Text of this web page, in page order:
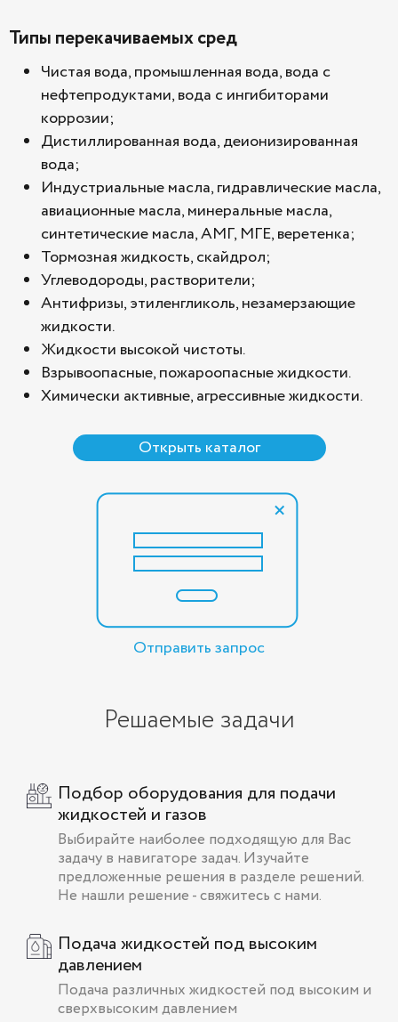
Типы перекачиваемых сред
Чистая вода, промышленная вода, вода с
нефтепродуктами, вода с ингибиторами
коррозии;
Дистиллированная вода, деионизированная
вода;
Индустриальные масла, гидравлические масла,
авиационные масла, минеральные масла,
синтетические масла, АМГ, МГЕ, веретенка;
Тормозная жидкость, скайдрол;
Углеводороды, растворители;
Антифризы, этиленгликоль, незамерзающие
жидкости.
Жидкости высокой чистоты.
Взрывоопасные, пожароопасные жидкости.
Химически активные, агрессивные жидкости.
Открыть каталог
Отправить запрос
Решаемые задачи
Подбор оборудования для подачи
жидкостей и газов
Выбирайте наиболее подходящую для Вас
задачу в навигаторе задач. Изучайте
предложенные решения в разделе решений.
Не нашли решение - свяжитесь с нами.
Подача жидкостей под высоким
давлением
Подача различных жидкостей под высоким и
сверхвысоким давлением